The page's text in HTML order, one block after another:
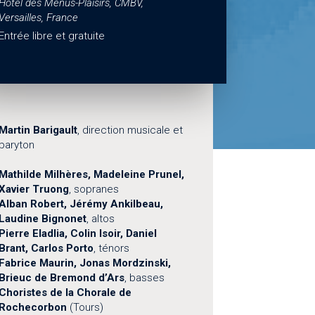
des Menus-Plaisirs, CMBV,
France
libre et gratuite
Barigault, direction musicale et
Milhères, Madeleine Prunel,
Truong, sopranes
Robert, Jérémy Ankilbeau,
Bignonet, altos
Eladlia, Colin Isoir, Daniel
Carlos Porto, ténors
Maurin, Jonas Mordzinski,
de Bremond d’Ars, basses
de la Chorale de
(Tours)